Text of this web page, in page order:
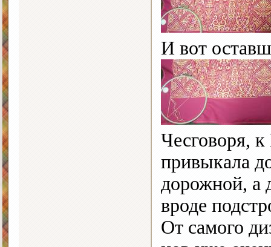
И вот
Чесговоря,
привыкала
дорожной, а
вроде
От самого